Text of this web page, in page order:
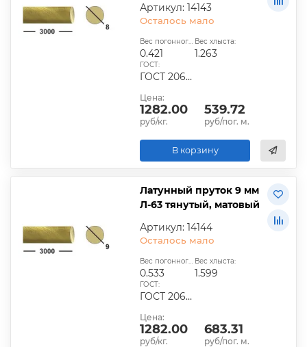
Артикул: 14143
Осталось мало
Вес погонного метра, кг:
0.421
Вес хлыста:
1.263
ГОСТ:
ГОСТ 2060-2006, ГОСТ Р 52597-2006, ГОСТ 15527-2007
Цена:
1282.00
руб/кг.
539.72
руб/пог. м.
В корзину
Латунный пруток 9 мм
Л-63 тянутый, матовый
Артикул: 14144
Осталось мало
Вес погонного метра, кг:
0.533
Вес хлыста:
1.599
ГОСТ:
ГОСТ 2060-2006, ГОСТ Р 52597-2006, ГОСТ 15527-2008
Цена:
1282.00
руб/кг.
683.31
руб/пог. м.